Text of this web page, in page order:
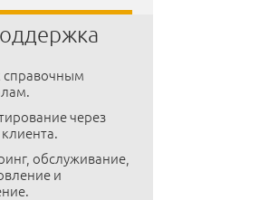
справочным
через
обслуживание,
и